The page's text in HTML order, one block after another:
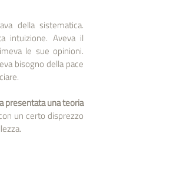
della sistematica.
intuizione. Aveva il
le sue opinioni.
bisogno della pace
presentata una teoria
un certo disprezzo